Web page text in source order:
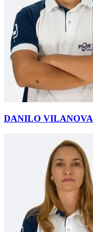
DANILO VILANOVA